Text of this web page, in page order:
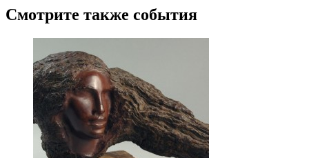
Смотрите также события